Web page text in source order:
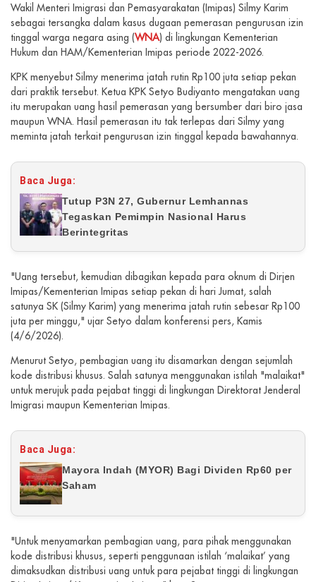
Wakil Menteri Imigrasi dan Pemasyarakatan (Imipas) Silmy Karim
sebagai tersangka dalam kasus dugaan pemerasan pengurusan izin
tinggal warga negara asing (WNA) di lingkungan Kementerian
Hukum dan HAM/Kementerian Imipas periode 2022-2026.
KPK menyebut Silmy menerima jatah rutin Rp100 juta setiap pekan
dari praktik tersebut. Ketua KPK Setyo Budiyanto mengatakan uang
itu merupakan uang hasil pemerasan yang bersumber dari biro jasa
maupun WNA. Hasil pemerasan itu tak terlepas dari Silmy yang
meminta jatah terkait pengurusan izin tinggal kepada bawahannya.
Baca Juga:
Tutup P3N 27, Gubernur Lemhannas
Tegaskan Pemimpin Nasional Harus
Berintegritas
"Uang tersebut, kemudian dibagikan kepada para oknum di Dirjen
Imipas/Kementerian Imipas setiap pekan di hari Jumat, salah
satunya SK (Silmy Karim) yang menerima jatah rutin sebesar Rp100
juta per minggu," ujar Setyo dalam konferensi pers, Kamis
(4/6/2026).
Menurut Setyo, pembagian uang itu disamarkan dengan sejumlah
kode distribusi khusus. Salah satunya menggunakan istilah "malaikat"
untuk merujuk pada pejabat tinggi di lingkungan Direktorat Jenderal
Imigrasi maupun Kementerian Imipas.
Baca Juga:
Mayora Indah (MYOR) Bagi Dividen Rp60 per
Saham
"Untuk menyamarkan pembagian uang, para pihak menggunakan
kode distribusi khusus, seperti penggunaan istilah ‘malaikat’ yang
dimaksudkan distribusi uang untuk para pejabat tinggi di lingkungan